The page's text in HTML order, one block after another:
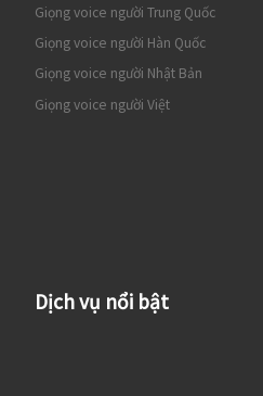
Giọng voice người Trung Quốc
Giọng voice người Hàn Quốc
Giọng voice người Nhật Bản
Giọng voice người Việt
Dịch vụ nổi bật